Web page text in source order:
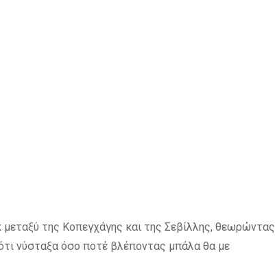
της Κοπεγχάγης και της Σεβίλλης, θεωρώντας
νύσταξα όσο ποτέ βλέποντας μπάλα θα με